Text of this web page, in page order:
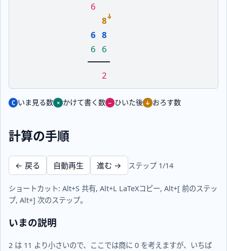
6
8
6 8
6
6
2
いま見る数 かけて書く数 ひいた後 おろす数
計算の手順
← 戻る 自動再生 進む → ステップ 1/14
ショートカット: Alt+S 共有, Alt+L LaTeXコピー, Alt+[ 前のステッ
プ, Alt+] 次のステップ。
いまの説明
2 は 11 より小さいので、ここでは商に 0 を考えますが、いちば